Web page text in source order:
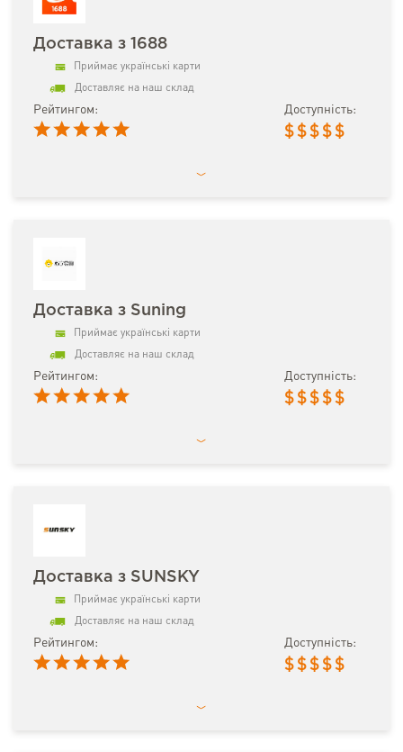
Доставка з 1688
Приймає українські карти
Доставляє на наш склад
Рейтингом: Доступність:
$ $ $ $ $
Доставка з Suning
Приймає українські карти
Доставляє на наш склад
Рейтингом: Доступність:
$ $ $ $ $
Доставка з SUNSKY
Приймає українські карти
Доставляє на наш склад
Рейтингом: Доступність:
$ $ $ $ $